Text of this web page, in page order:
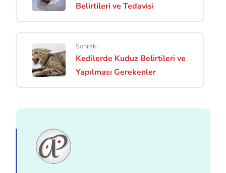
Belirtileri ve Tedavisi
Sonraki
Kedilerde Kuduz Belirtileri ve
Yapılması Gerekenler